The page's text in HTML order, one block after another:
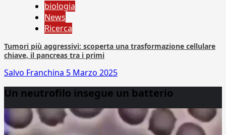
biologia
News
Ricerca
Tumori più aggressivi: scoperta una trasformazione cellulare
chiave, il pancreas tra i primi
Salvo Franchina 5 Marzo 2025
Un neutrofilo insegue un batterio
Player